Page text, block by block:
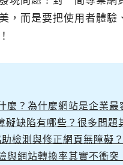
，而是要把使用者體
麼？為什麼網站是企業最
礙缺陷有哪些？很多問題
檢測與修正網頁無障礙
與網站轉換率其實不衝